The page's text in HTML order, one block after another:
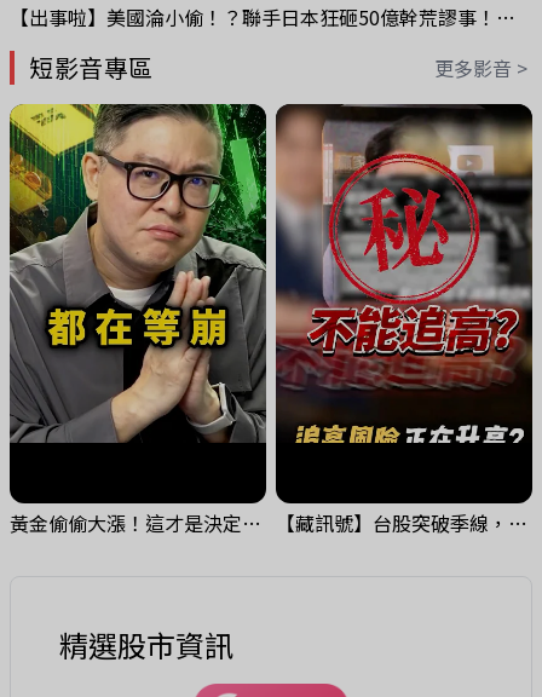
【出事啦】美國淪小偷！？聯手日本狂砸50億幹荒謬事！美元急殺黃金噴發，外資準備血洗台股！？｜ Mr.永年 李｜ 盤後講股 Mr.永年 李 2026 / 08 / 06
短影音專區 更多影音 >
黃金偷偷大漲！這才是決定台股生死的「真風向球」！｜Mr.Jimmy高志銘 #黃金 #美元指數 #聯準會 【藏訊號】台股突破季線，週一我提醒了這個關鍵訊號
精選股市資訊